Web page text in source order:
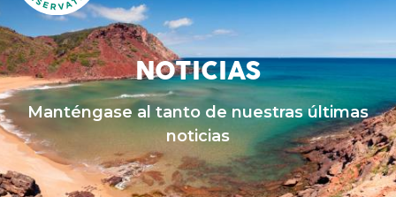
ENGLISH
NOTICIAS
Manténgase al tanto de nuestras últimas
noticias